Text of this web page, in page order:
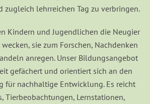
zugleich lehrreichen Tag zu verbringen.
Kindern und Jugendlichen die Neugier
sie zum Forschen, Nachdenken
anregen. Unser Bildungsangebot
gefächert und orientiert sich an den
für nachhaltige Entwicklung. Es reicht
Tierbeobachtungen, Lernstationen,